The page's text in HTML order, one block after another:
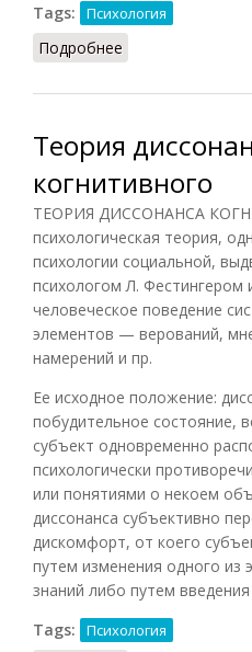
Tags:
Психология
Подробнее
Теория
когнитивного
ТЕОРИЯ ДИССОНАНСА
психологическая теория,
психологии социальной,
психологом Л.
человеческое поведение
элементов — верований,
намерений и пр.
Ее исходное положение:
побудительное состояние,
субъект одновременно
психологически
или понятиями о некоем
диссонанса субъективно
дискомфорт, от коего
путем изменения одного из
знаний либо путем
Tags:
Психология